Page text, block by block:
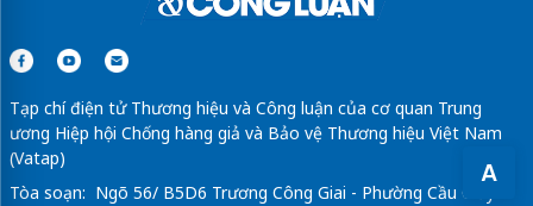
A
Tạp chí điện tử Thương hiệu và Công luận của cơ quan Trung
ương Hiệp hội Chống hàng giả và Bảo vệ Thương hiệu Việt Nam
(Vatap)
Tòa soạn: Ngõ 56/ B5D6 Trương Công Giai - Phường Cầu Giấy -